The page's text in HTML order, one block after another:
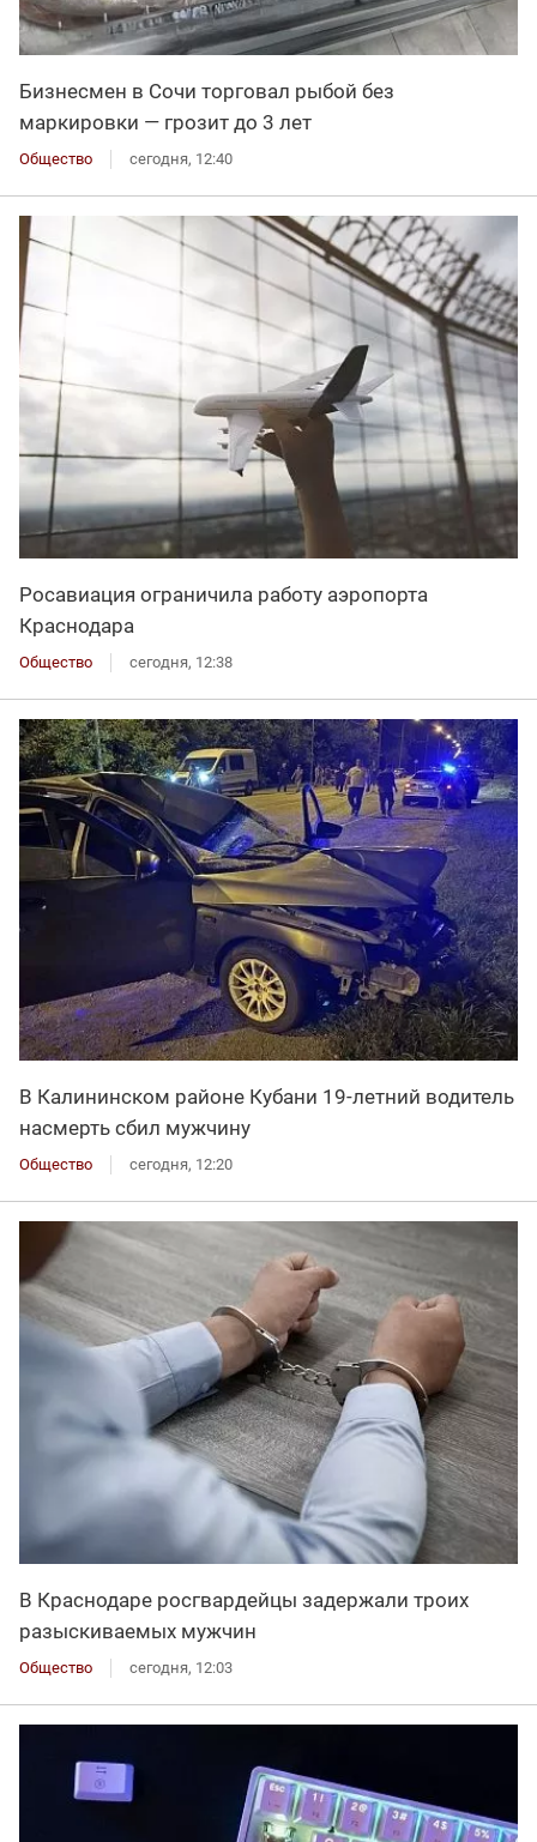
Бизнесмен в Сочи торговал рыбой без
маркировки — грозит до 3 лет
Общество сегодня, 12:40
Росавиация ограничила работу аэропорта
Краснодара
Общество сегодня, 12:38
В Калининском районе Кубани 19-летний водитель
насмерть сбил мужчину
Общество сегодня, 12:20
В Краснодаре росгвардейцы задержали троих
разыскиваемых мужчин
Общество сегодня, 12:03